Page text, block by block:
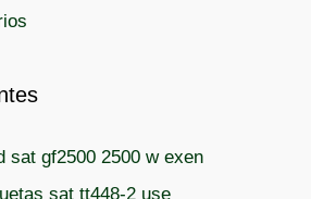
sat gf2500 2500 w exen
sat tt448-2 use